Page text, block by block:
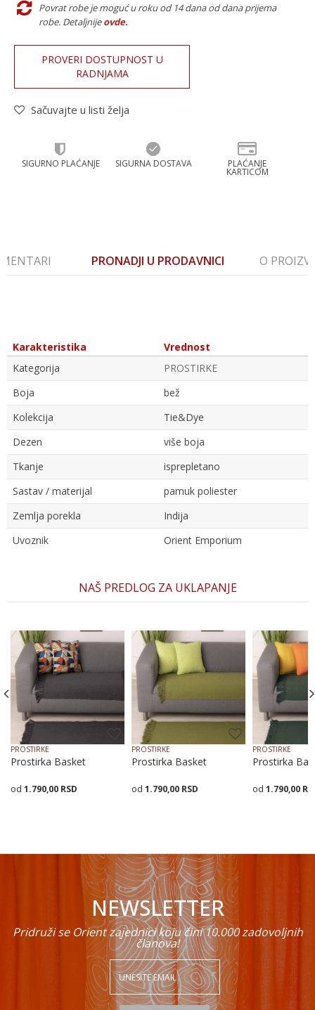
Povrat robe je moguć u roku od 14 dana od dana prijema
robe. Detaljnije ovde.
PROVERI DOSTUPNOST U
RADNJAMA
Sačuvajte u listi želja
SIGURNO PLAĆANJE SIGURNA DOSTAVA PLAĆANJE
KARTICOM
PRONADJI U PRODAVNICI O
Karakteristika
Vrednost
Kategorija
PROSTIRKE
Boja
bež
Kolekcija
Tie&Dye
Dezen
više boja
Tkanje
isprepletano
Sastav / materijal
pamuk poliester
Zemlja porekla
Indija
Uvoznik
Orient Emporium
Poruka
POŠALJI
NAŠ PREDLOG ZA UKLAPANJE
PROSTIRKE
Prostirka Basket
1.790,00 RSD
70X200
PROSTIRKE
Prostirka Basket
1.790,00 RSD
70X7070X16070X200
PROSTIRKE
Prostirka
1.790,00
NEWSLETTER
Pridruži se Orient zajednici koju čini 10.000 zadovoljnih
članova!